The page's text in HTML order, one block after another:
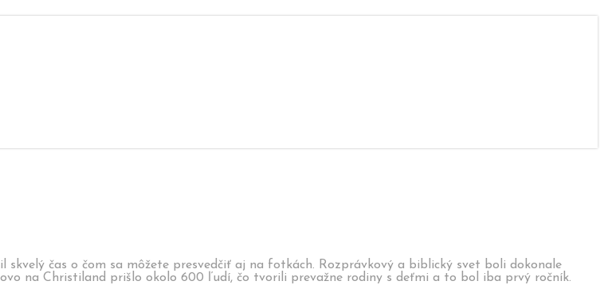
čas o čom sa môžete presvedčiť aj na fotkách. Rozprávkový a biblický svet boli dokonale
na Christiland prišlo okolo 600 ľudí, čo tvorili prevažne rodiny s deťmi a to bol iba prvý ročník.